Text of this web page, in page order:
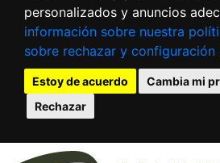
personalizados y anuncios
información sobre nuestra
sobre rechazar y configuración
Estoy de acuerdo
Cambia mi
Rechazar